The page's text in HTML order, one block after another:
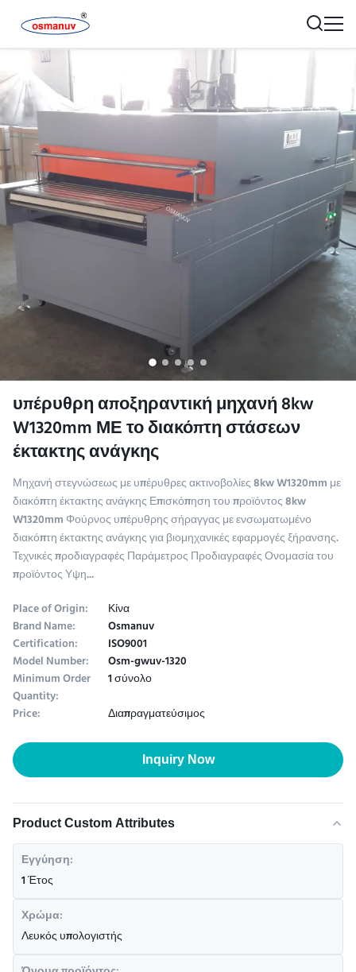
υπέρυθρη αποξηραντική μηχανή 8kw
W1320mm ΜΕ το διακόπτη στάσεων
έκτακτης ανάγκης
Μηχανή στεγνώσεως με υπέρυθρες ακτινοβολίες 8kw W1320mm με
διακόπτη έκτακτης ανάγκης Επισκόπηση του προϊόντος 8kw
W1320mm Φούρνος υπέρυθρης σήραγγας με ενσωματωμένο
διακόπτη έκτακτης ανάγκης για βιομηχανικές εφαρμογές ξήρανσης.
Τεχνικές προδιαγραφές Παράμετρος Προδιαγραφές Ονομασία του
προϊόντος Υψη...
Place of Origin:
Κίνα
Brand Name: Osmanuv
Certification: ISO9001
Model Number: Osm-gwuv-1320
Minimum Order
Quantity:
1 σύνολο
Price:
Διαπραγματεύσιμος
Inquiry Now
Product Custom Attributes
Εγγύηση:
1 Έτος
Χρώμα:
Λευκός υπολογιστής